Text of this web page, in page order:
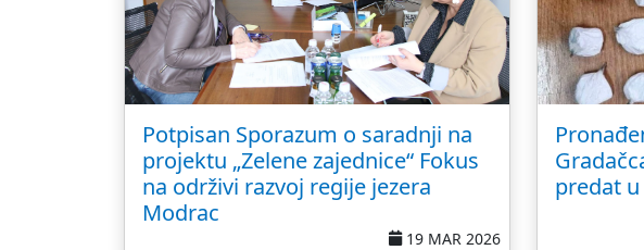
Potpisan Sporazum o saradnji na
projektu „Zelene zajednice“ Fokus
na održivi razvoj regije jezera
Modrac
19 MAR 2026
predat